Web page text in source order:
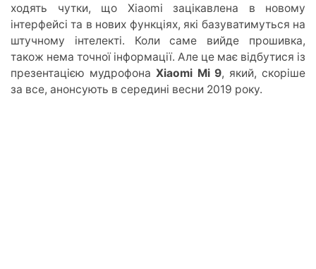
ходять чутки, що Xiaomi зацікавлена в новому
інтерфейсі та в нових функціях, які базуватимуться на
штучному інтелекті. Коли саме вийде прошивка,
також нема точної інформації. Але це має відбутися із
презентацією мудрофона Xiaomi Mi 9, який, скоріше
за все, анонсують в середині весни 2019 року.